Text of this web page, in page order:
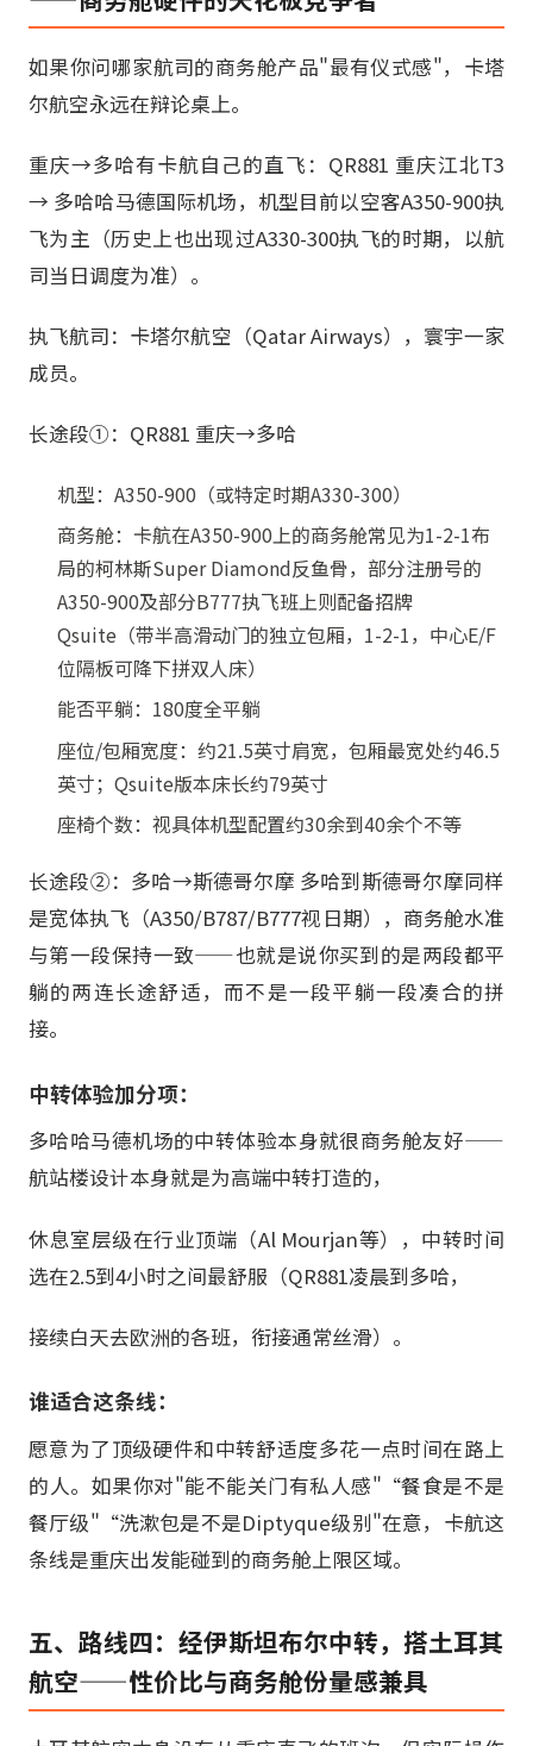
如果你问哪家航司的商务舱产品"最有仪式感"，卡塔
尔航空永远在辩论桌上。
重庆→多哈有卡航自己的直飞：QR881 重庆江北T3
→ 多哈哈马德国际机场，机型目前以空客A350-900执
飞为主（历史上也出现过A330-300执飞的时期，以航
司当日调度为准）。
执飞航司：卡塔尔航空（Qatar Airways），寰宇一家
成员。
长途段①：QR881 重庆→多哈
机型：A350-900（或特定时期A330-300）
商务舱：卡航在A350-900上的商务舱常见为1-2-1布
局的柯林斯Super Diamond反鱼骨，部分注册号的
A350-900及部分B777执飞班上则配备招牌
Qsuite（带半高滑动门的独立包厢，1-2-1，中心E/F
位隔板可降下拼双人床）
能否平躺：180度全平躺
座位/包厢宽度：约21.5英寸肩宽，包厢最宽处约46.5
英寸；Qsuite版本床长约79英寸
座椅个数：视具体机型配置约30余到40余个不等
长途段②：多哈→斯德哥尔摩 多哈到斯德哥尔摩同样
是宽体执飞（A350/B787/B777视日期），商务舱水准
与第一段保持一致——也就是说你买到的是两段都平
躺的两连长途舒适，而不是一段平躺一段凑合的拼
接。
中转体验加分项：
多哈哈马德机场的中转体验本身就很商务舱友好——
航站楼设计本身就是为高端中转打造的，
休息室层级在行业顶端（Al Mourjan等），中转时间
选在2.5到4小时之间最舒服（QR881凌晨到多哈，
接续白天去欧洲的各班，衔接通常丝滑）。
谁适合这条线：
愿意为了顶级硬件和中转舒适度多花一点时间在路上
的人。如果你对"能不能关门有私人感"“餐食是不是
餐厅级"“洗漱包是不是Diptyque级别"在意，卡航这
条线是重庆出发能碰到的商务舱上限区域。
五、路线四：经伊斯坦布尔中转，搭土耳其
航空——性价比与商务舱份量感兼具